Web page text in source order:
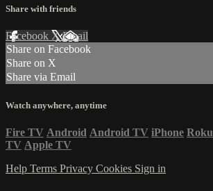
Share with friends
Facebook XEmail
Share on Facebook
Share on X
Share via Email
Watch anywhere, anytime
Fire TV Android Android TV iPhone Roku
TV Apple TV
Help Terms Privacy Cookies Sign in